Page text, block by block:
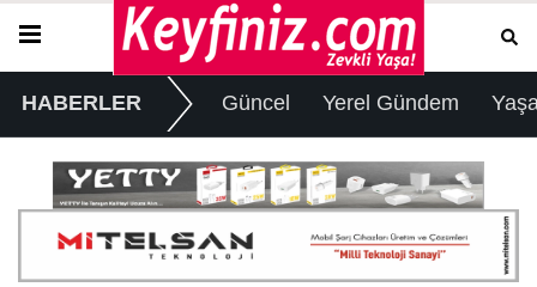
HABERLER Güncel Yerel Gündem